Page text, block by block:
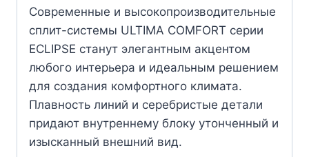
Современные и высокопроизводительные
сплит-системы ULTIMA COMFORT серии
ECLIPSE станут элегантным акцентом
любого интерьера и идеальным решением
для создания комфортного климата.
Плавность линий и серебристые детали
придают внутреннему блоку утонченный и
изысканный внешний вид.